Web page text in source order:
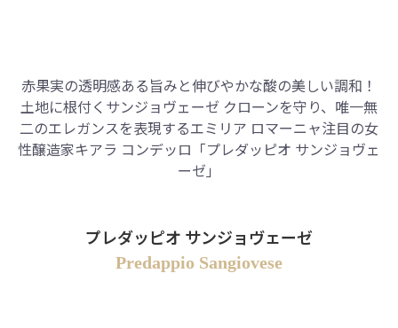
赤果実の透明感ある旨みと伸びやかな酸の美しい調和！
土地に根付くサンジョヴェーゼ クローンを守り、唯一無
二のエレガンスを表現するエミリア ロマーニャ注目の女
性醸造家キアラ コンデッロ「プレダッピオ サンジョヴェ
ーゼ」
プレダッピオ サンジョヴェーゼ
Predappio Sangiovese